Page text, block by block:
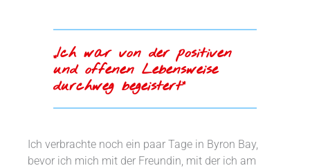
„Ich war von der positiven
und offenen Lebensweise
durchweg begeistert“
Ich verbrachte noch ein paar Tage in Byron Bay,
bevor ich mich mit der Freundin, mit der ich am